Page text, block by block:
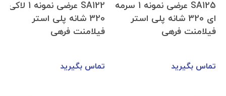
SA125 عرضی نمونه 1 سرمه
ای 320 شانه پلی استر
فیلامنت فرهی
تماس بگیرید
SA122 عرضی نمونه 1 لاکی
320 شانه پلی استر
فیلامنت فرهی
تماس بگیرید